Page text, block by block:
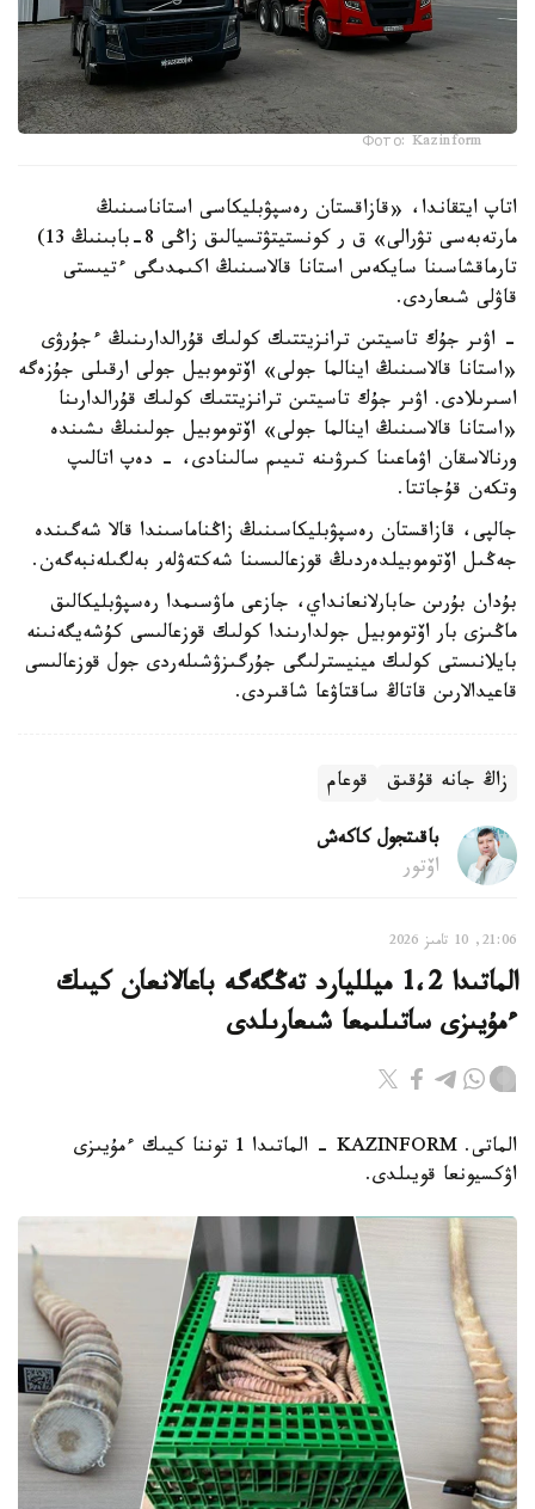
Фото: Kazinform
اتاپ ايتقاندا، «قازاقستان رەسپۋبليكاسى استاناسىنىڭ
مارتەبەسى تۋرالى» ق ر كونستيتۋتسيالىق زاڭى 8-بابىنىڭ 13)
تارماقشاسىنا سايكەس استانا قالاسىنىڭ اكىمدىگى ءتيىستى
قاۋلى شىعاردى.
- اۋىر جۇك تاسيتىن ترانزيتتىك كولىك قۇرالدارىنىڭ ءجۇرۋى
«استانا قالاسىنىڭ اينالما جولى» اۆتوموبيل جولى ارقىلى جۇزەگە
اسىرىلادى. اۋىر جۇك تاسيتىن ترانزيتتىك كولىك قۇرالدارىنا
«استانا قالاسىنىڭ اينالما جولى» اۆتوموبيل جولىنىڭ ىشىندە
ورنالاسقان اۋماعىنا كىرۋىنە تىيىم سالىنادى، - دەپ اتالىپ
وتكەن قۇجاتتا.
جالپى، قازاقستان رەسپۋبليكاسىنىڭ زاڭناماسىندا قالا شەگىندە
جەڭىل اۆتوموبيلدەردىڭ قوزعالىسىنا شەكتەۋلەر بەلگىلەنبەگەن.
بۇدان بۇرىن حابارلانعانداي، جازعى ماۋسىمدا رەسپۋبليكالىق
ماڭىزى بار اۆتوموبيل جولدارىندا كولىك قوزعالىسى كۇشەيگەنىنە
بايلانىستى كولىك مينيسترلىگى جۇرگىزۋشىلەردى جول قوزعالىسى
قاعيدالارىن قاتاڭ ساقتاۋعا شاقىردى.
زاڭ جانە قۇقىق قوعام
باقىتجول كاكەش
اۆتور
21:06, 10 تامىز 2026
الماتىدا 1،2 ميلليارد تەڭگەگە باعالانعان كيىك
ءمۇيىزى ساتىلىمعا شىعارىلدى
الماتى. KAZINFORM - الماتىدا 1 توننا كيىك ءمۇيىزى
اۋكسيونعا قويىلدى.